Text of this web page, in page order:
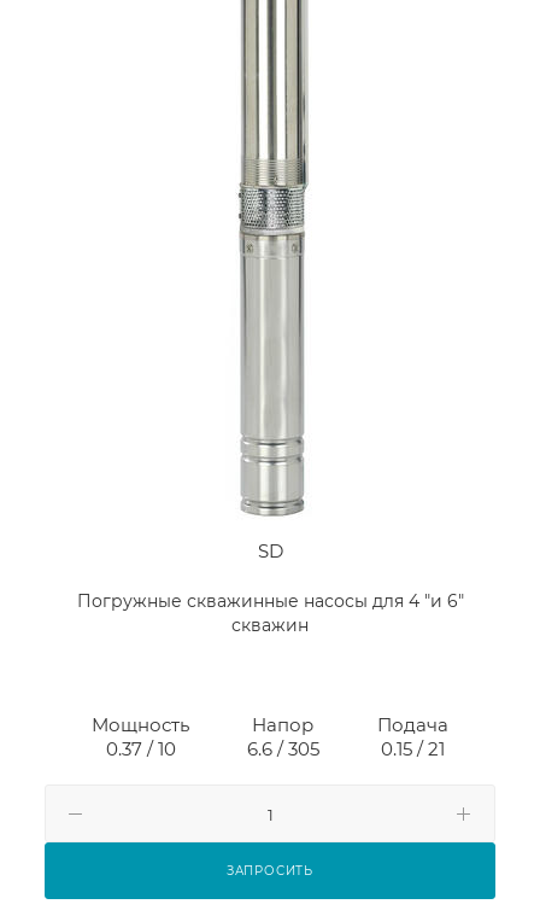
SD
Погружные скважинные насосы для 4 "и 6"
скважин
Мощность
0.37 / 10
Напор
6.6 / 305
Подача
0.15 / 21
ЗАПРОСИТЬ